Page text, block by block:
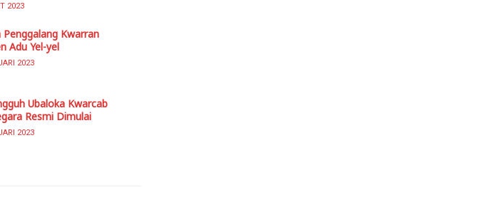
2023
Penggalang Kwarran
Adu Yel-yel
2023
Ubaloka Kwarcab
Resmi Dimulai
2023